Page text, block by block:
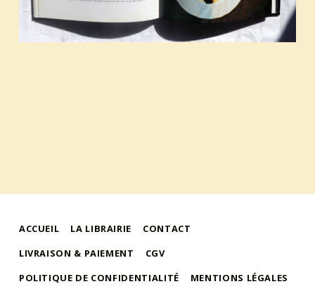
ACCUEIL LA LIBRAIRIE
CONTACT
LIVRAISON & PAIEMENT
CGV
POLITIQUE DE CONFIDENTIALITÉ
MENTIONS LÉGALES